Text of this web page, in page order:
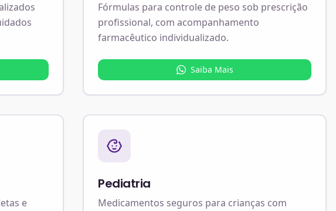
Fórmulas para controle de peso sob prescrição
profissional, com acompanhamento
farmacêutico individualizado.
Saiba Mais
e
Pediatria
Medicamentos seguros para crianças com